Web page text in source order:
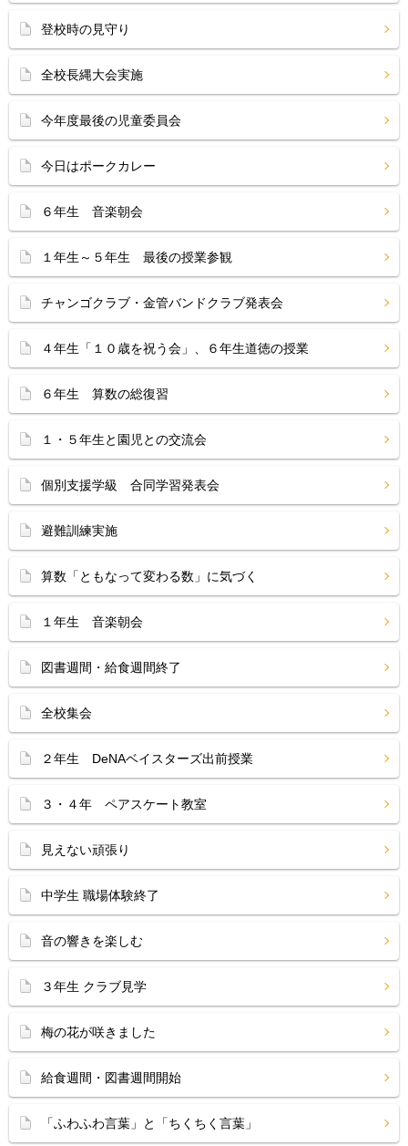
登校時の見守り
全校長縄大会実施
今年度最後の児童委員会
今日はポークカレー
６年生 音楽朝会
１年生～５年生 最後の授業参観
チャンゴクラブ・金管バンドクラブ発表会
４年生「１０歳を祝う会」、６年生道徳の授業
６年生 算数の総復習
１・５年生と園児との交流会
個別支援学級 合同学習発表会
避難訓練実施
算数「ともなって変わる数」に気づく
１年生 音楽朝会
図書週間・給食週間終了
全校集会
２年生 DeNAベイスターズ出前授業
３・４年 ペアスケート教室
見えない頑張り
中学生 職場体験終了
音の響きを楽しむ
３年生 クラブ見学
梅の花が咲きました
給食週間・図書週間開始
「ふわふわ言葉」と「ちくちく言葉」